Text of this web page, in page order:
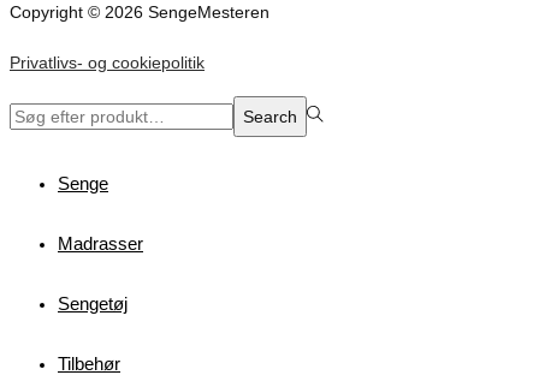
Copyright © 2026 SengeMesteren
Privatlivs- og cookiepolitik
Search
Search
Senge
Madrasser
Sengetøj
Tilbehør